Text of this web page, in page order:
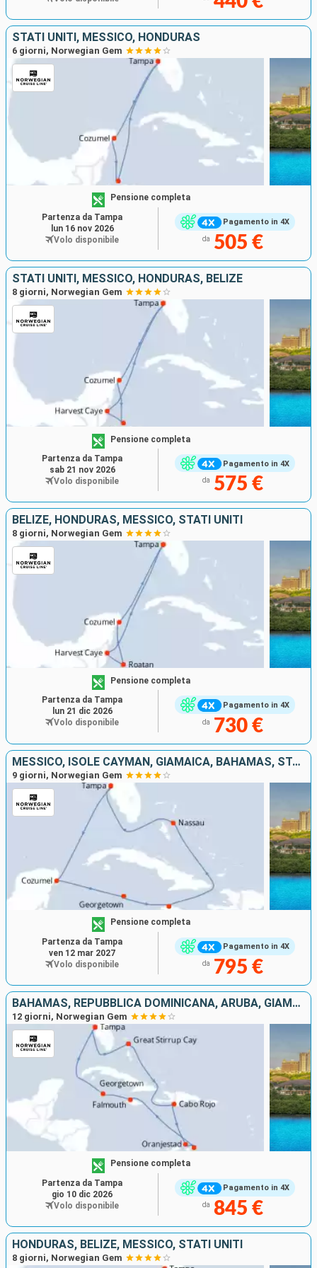
Florida, che offre l'opportunità di godere di un viaggio di
scoperta, mentre si trascorrono momenti di relax
presso la spa, il casinò o a bordo piscina. D'altra parte, i
bambini possono anche divertirsi giocando alla Wii™ e
alla Playstation, o guardando un film nella sala State of
the Art. Altre attività sono disponibili anche per i
danza presso la Splash Academy
e i corsi in una scuola di circo. I bambini più piccoli
possono accedere all'asilo nido, ma va notato che se
questo servizio è gratuito durante il giorno, è a
pagamento dalle ore 22:30 alle ore 1:30.
STATI UNITI, MESSICO, HONDURAS
6 giorni, Norwegian Gem
Pagamento in 4X
Pensione completa
da 505 €
Partenza da Tampa
lun 16 nov 2026
Volo disponibile
STATI UNITI, MESSICO, HONDURAS, BELIZE
8 giorni, Norwegian Gem
Pagamento in 4X
Pensione completa
da 575 €
Partenza da Tampa
sab 21 nov 2026
Volo disponibile
BELIZE, HONDURAS, MESSICO, STATI UNITI
8 giorni, Norwegian Gem
Pagamento in 4X
Pensione completa
da 730 €
Partenza da Tampa
lun 21 dic 2026
Volo disponibile
MESSICO, ISOLE CAYMAN, GIAMAICA, BAHAMAS, STATI UNITI
9 giorni, Norwegian Gem
Pagamento in 4X
Pensione completa
da 795 €
Partenza da Tampa
ven 12 mar 2027
Volo disponibile
BAHAMAS, REPUBBLICA DOMINICANA, ARUBA, GIAMAICA, ISOLE CAYMAN, STATI UNITI
12 giorni, Norwegian Gem
Pagamento in 4X
Pensione completa
da 845 €
Partenza da Tampa
gio 10 dic 2026
Volo disponibile
HONDURAS, BELIZE, MESSICO, STATI UNITI
8 giorni, Norwegian Gem